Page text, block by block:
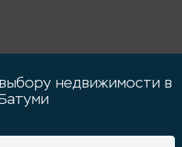
недвижимости в